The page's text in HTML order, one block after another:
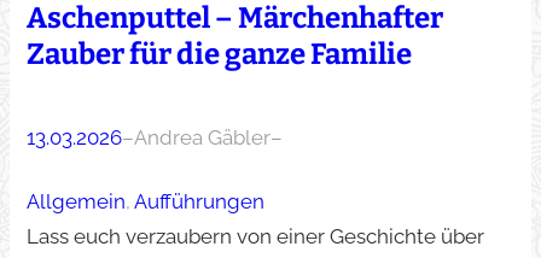
Aschenputtel – Märchenhafter
Zauber für die ganze Familie
13.03.2026–Andrea Gäbler–
Allgemein, Aufführungen
Lass euch verzaubern von einer Geschichte über